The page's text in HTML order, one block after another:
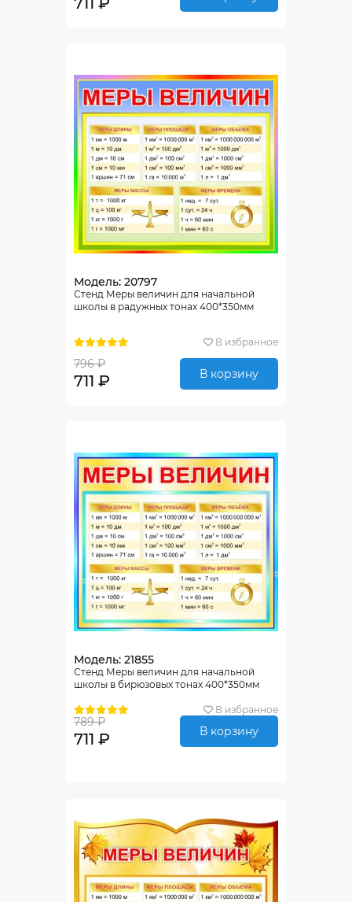
Модель: 20797
Стенд Меры величин для начальной
школы в радужных тонах 400*350мм
В избранное
796 ₽
711 ₽ В корзину
Модель: 21855
Стенд Меры величин для начальной
школы в бирюзовых тонах 400*350мм
В избранное
789 ₽
711 ₽ В корзину